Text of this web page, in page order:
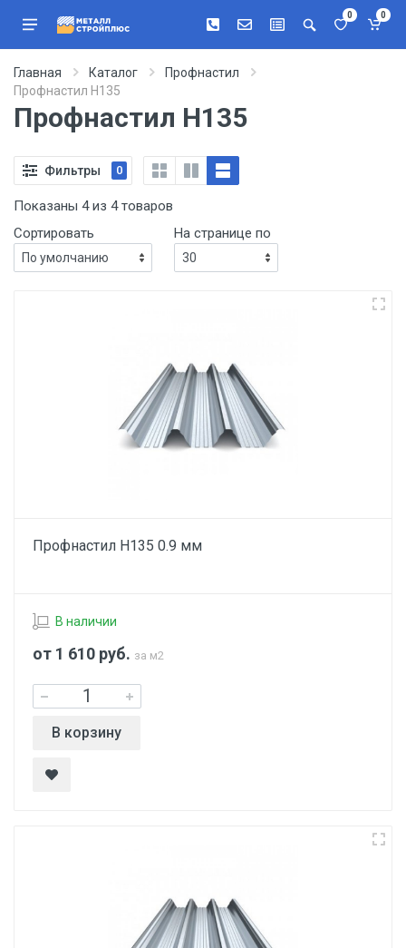
0 0
Главная Каталог
Профнастил
Профнастил Н135
Профнастил Н135
Фильтры 0
Показаны 4 из 4 товаров
Сортировать
На странице по
Профнастил Н135 0.9 мм
В наличии
от 1 610 руб. за м2
В корзину